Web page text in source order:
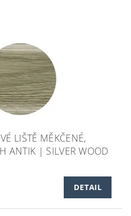
LIŠTĚ MĚKČENÉ,
ANTIK | SILVER WOOD
DETAIL